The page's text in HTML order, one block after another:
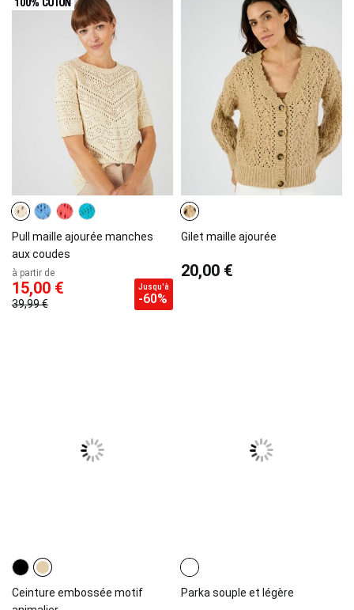
Pull maille ajourée manches
aux coudes
à partir de
15,00 €
39,99 €
Jusqu'à
-60%
Gilet maille ajourée
20,00 €
Ceinture embossée motif
Parka souple et légère